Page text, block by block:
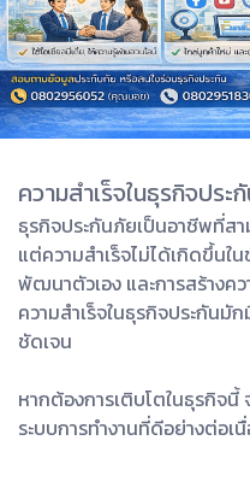
ความสำเร็จในธุรกิจประ
ธุรกิจประกันภัยเป็นอาชีพที่สา
แต่ความสำเร็จไม่ได้เกิดขึ้นใ
พัฒนาตัวเอง และการสร้าง
ความสำเร็จในธุรกิจประกันมั
ชัดเจน
หากต้องการเติบโตในธุรกิจ
ระบบการทำงานที่ดีอย่างต่อเ